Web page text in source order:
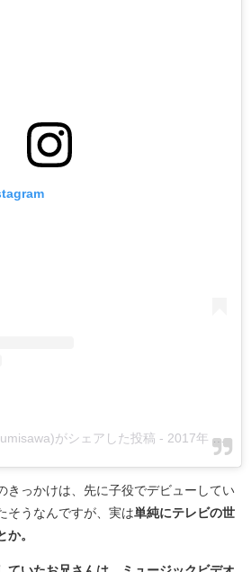
がシェアした投稿 - 2017年 4月月22日午前1時07分PDT
きっかけは、先に子役でデビューしてい
そうなんですが、実は 単純にテレビの世
か。